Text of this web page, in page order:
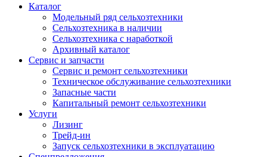
Каталог
Модельный ряд сельхозтехники
Сельхозтехника в наличии
Сельхозтехника с наработкой
Архивный каталог
Сервис и запчасти
Сервис и ремонт сельхозтехники
Техническое обслуживание сельхозтехники
Запасные части
Капитальный ремонт сельхозтехники
Услуги
Лизинг
Трейд-ин
Запуск сельхозтехники в эксплуатацию